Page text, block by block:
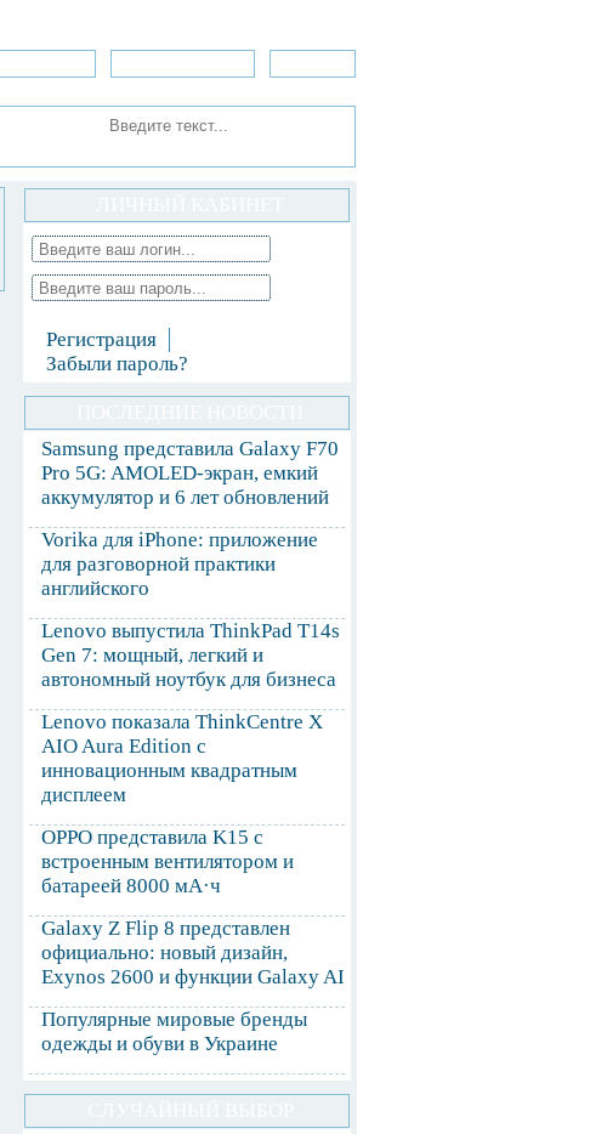
Регистрация
Забыли пароль?
Samsung представила Galaxy F70
Pro 5G: AMOLED-экран, емкий
аккумулятор и 6 лет обновлений
Vorika для iPhone: приложение
для разговорной практики
английского
Lenovo выпустила ThinkPad T14s
Gen 7: мощный, легкий и
автономный ноутбук для бизнеса
Lenovo показала ThinkCentre X
AIO Aura Edition с
инновационным квадратным
дисплеем
OPPO представила K15 с
встроенным вентилятором и
батареей 8000 мА·ч
Galaxy Z Flip 8 представлен
официально: новый дизайн,
Exynos 2600 и функции Galaxy AI
Популярные мировые бренды
одежды и обуви в Украине